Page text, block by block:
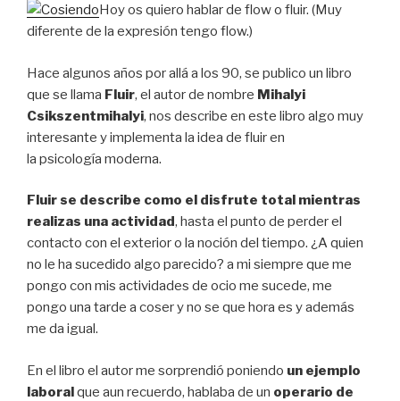
Hoy os quiero hablar de flow o fluir. (Muy
diferente de la expresión tengo flow.)
Hace algunos años por allá a los 90, se publico un libro
que se llama Fluir, el autor de nombre Mihalyi
Csikszentmihalyi, nos describe en este libro algo muy
interesante y implementa la idea de fluir en
la psicología moderna.
Fluir se describe como el disfrute total mientras
realizas una actividad, hasta el punto de perder el
contacto con el exterior o la noción del tiempo. ¿A quien
no le ha sucedido algo parecido? a mi siempre que me
pongo con mis actividades de ocio me sucede, me
pongo una tarde a coser y no se que hora es y además
me da igual.
En el libro el autor me sorprendió poniendo un ejemplo
laboralque aun recuerdo, hablaba de un operario de